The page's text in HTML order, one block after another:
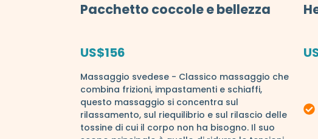
Pacchetto coccole e bellezza
US$156
Massaggio svedese - Classico massaggio che
combina frizioni, impastamenti e schiaffi,
questo massaggio si concentra sul
rilassamento, sul riequilibrio e sul rilascio delle
tossine di cui il corpo non ha bisogno. Il suo